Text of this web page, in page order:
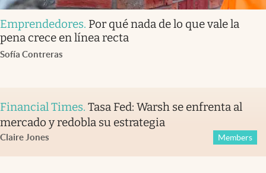
Emprendedores. Por qué nada de lo que vale la
pena crece en línea recta
Sofía Contreras
Financial Times. Tasa Fed: Warsh se enfrenta al
mercado y redobla su estrategia
Claire Jones Members